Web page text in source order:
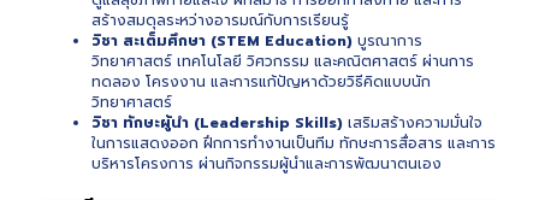
สร้างสมดุลระหว่างอารมณ์กับการเรียนรู้
วิชา สะเต็มศึกษา (STEM Education) บูรณาการ
วิทยาศาสตร์ เทคโนโลยี วิศวกรรม และคณิตศาสตร์ ผ่านการ
ทดลอง โครงงาน และการแก้ปัญหาด้วยวิธีคิดแบบนัก
วิทยาศาสตร์
วิชา ทักษะผู้นำ (Leadership Skills) เสริมสร้างความมั่นใจ
ในการแสดงออก ฝึกการทำงานเป็นทีม ทักษะการสื่อสาร และการ
บริหารโครงการ ผ่านกิจกรรมผู้นำและการพัฒนาตนเอง